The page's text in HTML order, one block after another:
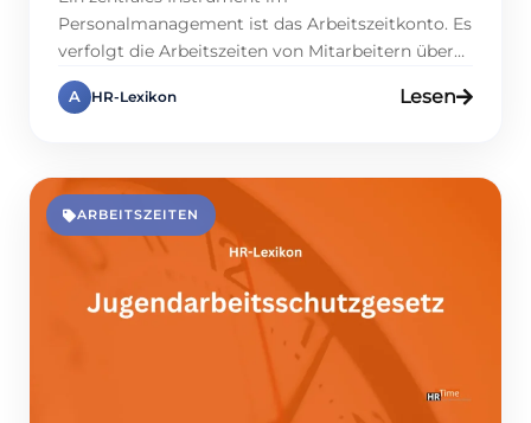
Personalmanagement ist das Arbeitszeitkonto. Es
verfolgt die Arbeitszeiten von Mitarbeitern über
einen bestimmten Zeitraum. Außerdem
ermöglicht es eine flexible Arbeitszeitgestaltung,
variablen Schichten, wie im Einzelhandel oder in
der Produktion. Auf www.hrtime.de findest du alle
Infos dazu. Denn wir […]
A HR-Lexikon Lesen
ARBEITSZEITEN